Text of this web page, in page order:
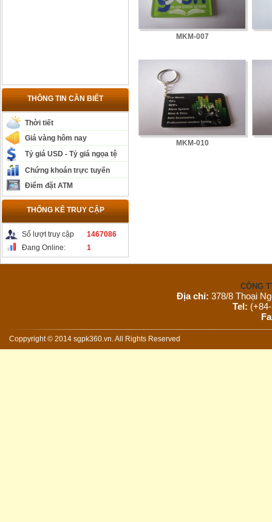
THÔNG TIN CẦN BIẾT
Thời tiết
Giá vàng hôm nay
Tỷ giá USD - Tỷ giá ngọa tệ
Chứng khoán trực tuyến
Điểm đặt ATM
THỐNG KÊ TRUY CẬP
Số lượt truy cập
1467086
Đang Online:
1
MKM-007
MKM-010
CÔNG
Địa chỉ: 378/8 Thoại
Tel:
Email:
Coppyright © 2014 sgpk360.vn. All Rights Reserved